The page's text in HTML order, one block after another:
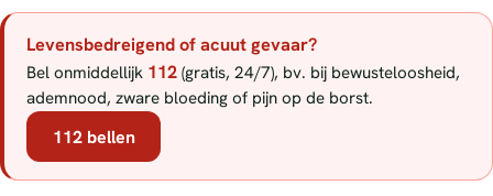
Levensbedreigend of acuut gevaar?
Bel onmiddellijk 112 (gratis, 24/7), bv. bij bewusteloosheid,
ademnood, zware bloeding of pijn op de borst.
112 bellen